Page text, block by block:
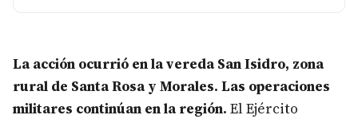
La acción ocurrió en la vereda San Isidro, zona
rural de Santa Rosa y Morales. Las operaciones
militares continúan en la región. El Ejército